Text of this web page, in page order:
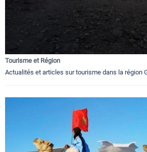
Tourisme et Région
Actualités et articles sur tourisme dans la région